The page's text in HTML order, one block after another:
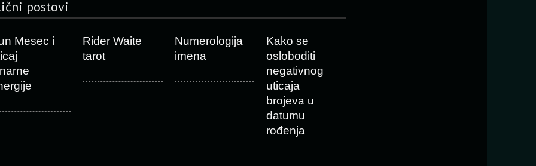
postovi
Mesec i
Rider Waite
tarot
Numerologija
imena
Kako se
osloboditi
negativnog
uticaja
brojeva u
datumu
rođenja